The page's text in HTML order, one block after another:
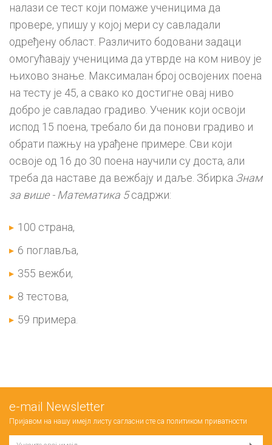
налази се тест који помаже ученицима да
провере, упишу у којој мери су савладали
одређену област. Различито бодовани задаци
омогућавају ученицима да утврде на ком нивоу је
њихово знање. Максималан број освојених поена
на тесту је 45, а свако ко достигне овај ниво
добро је савладао градиво. Ученик који освоји
испод 15 поена, требало би да понови градиво и
обрати пажњу на урађене примере. Сви који
освоје од 16 до 30 поена научили су доста, али
треба да наставе да вежбају и даље. Збирка Знам
за више - Математика 5садржи:
100 страна,
6 поглавља,
355 вежби,
8 тестова,
59 примера.
е-mail Newsletter
Пријавом на нашу имејл листу сагласни сте са политиком приватности